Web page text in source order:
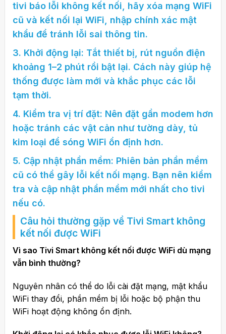
tivi báo lỗi không kết nối, hãy xóa mạng WiFi
cũ và kết nối lại WiFi, nhập chính xác mật
khẩu để tránh lỗi sai thông tin.
3. Khởi động lại: Tắt thiết bị, rút nguồn điện
khoảng 1–2 phút rồi bật lại. Cách này giúp hệ
thống được làm mới và khắc phục các lỗi
tạm thời.
4. Kiểm tra vị trí đặt: Nên đặt gần modem hơn
hoặc tránh các vật cản như tường dày, tủ
kim loại để sóng WiFi ổn định hơn.
5. Cập nhật phần mềm: Phiên bản phần mềm
cũ có thể gây lỗi kết nối mạng. Bạn nên kiểm
tra và cập nhật phần mềm mới nhất cho tivi
nếu có.
Câu hỏi thường gặp về Tivi Smart không
kết nối được WiFi
Vì sao Tivi Smart không kết nối được WiFi dù mạng
vẫn bình thường?
Nguyên nhân có thể do lỗi cài đặt mạng, mật khẩu
WiFi thay đổi, phần mềm bị lỗi hoặc bộ phận thu
WiFi hoạt động không ổn định.